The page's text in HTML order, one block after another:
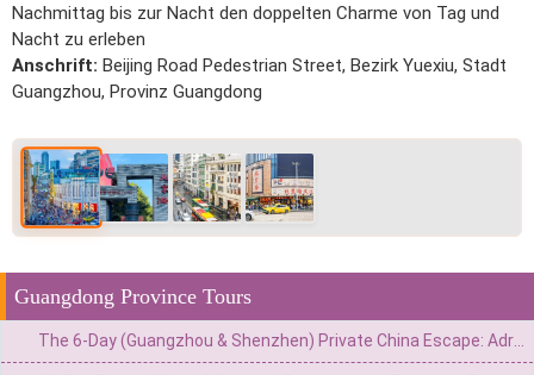
Nachmittag bis zur Nacht den doppelten Charme von Tag und
Nacht zu erleben
Anschrift: Beijing Road Pedestrian Street, Bezirk Yuexiu, Stadt
Guangzhou, Provinz Guangdong
Guangdong Province Tours